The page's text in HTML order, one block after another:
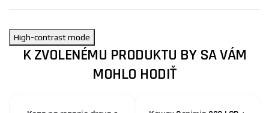
High-contrast mode
K ZVOLENÉMU PRODUKTU BY SA VÁM
MOHLO HODIŤ